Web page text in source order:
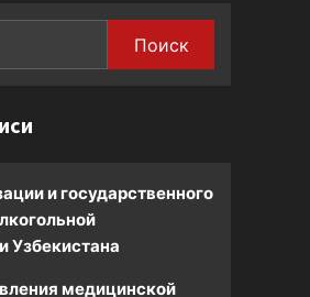
Поиск
и государственного
Узбекистана
медицинской